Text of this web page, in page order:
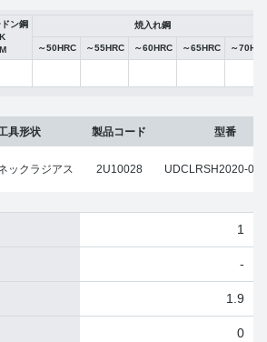
ン鋼
焼入れ鋼
～50HRC ～55HRC ～60HRC ～65HRC ～
具形状
ックラジアス
製品コード
2U10028
型番
UDCLRSH2020-
1
-
1.9
0